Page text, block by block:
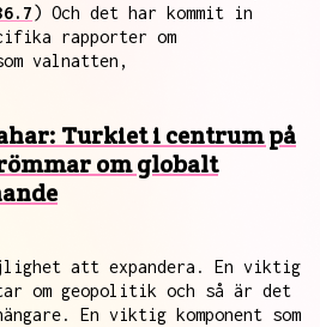
) Och det har kommit in
rapporter om
valnatten,
Turkiet i centrum på
om globalt
att expandera. En viktig
om geopolitik och så är det
En viktig komponent som